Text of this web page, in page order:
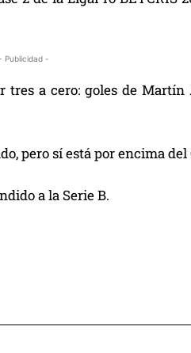
Publicidad -
a cero: goles de
pero sí está por encima
a la Serie B.